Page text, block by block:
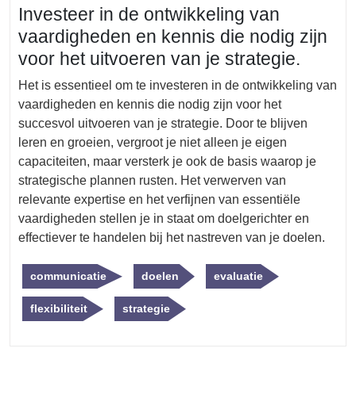
Investeer in de ontwikkeling van
vaardigheden en kennis die nodig zijn
voor het uitvoeren van je strategie.
Het is essentieel om te investeren in de ontwikkeling van
vaardigheden en kennis die nodig zijn voor het
succesvol uitvoeren van je strategie. Door te blijven
leren en groeien, vergroot je niet alleen je eigen
capaciteiten, maar versterk je ook de basis waarop je
strategische plannen rusten. Het verwerven van
relevante expertise en het verfijnen van essentiële
vaardigheden stellen je in staat om doelgerichter en
effectiever te handelen bij het nastreven van je doelen.
communicatie doelen evaluatie
flexibiliteit strategie